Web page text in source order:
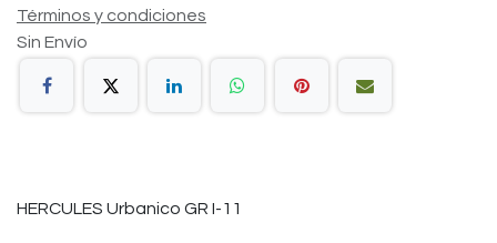
Términos y condiciones
Sin Envío
HERCULES Urbanico GR I-11